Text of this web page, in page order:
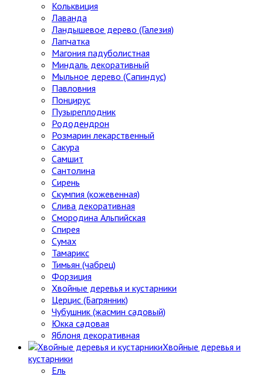
Кольквиция
Лаванда
Ландышевое дерево (Галезия)
Лапчатка
Магония падуболистная
Миндаль декоративный
Мыльное дерево (Сапиндус)
Павловния
Понцирус
Пузыреплодник
Рододендрон
Розмарин лекарственный
Сакура
Самшит
Сантолина
Сирень
Скумпия (кожевенная)
Слива декоративная
Смородина Альпийская
Спирея
Сумах
Тамарикс
Тимьян (чабрец)
Форзиция
Хвойные деревья и кустарники
Церцис (Багрянник)
Чубушник (жасмин садовый)
Юкка садовая
Яблоня декоративная
Хвойные деревья и
кустарники
Ель